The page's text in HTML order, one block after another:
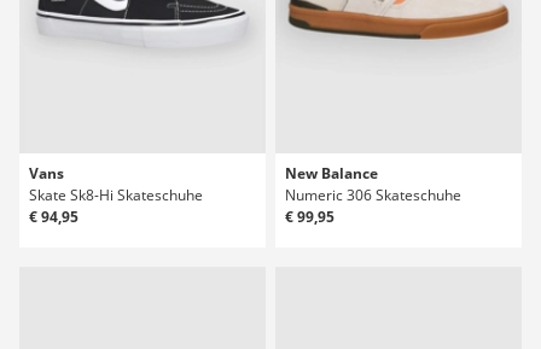
Vans
Skate Sk8-Hi Skateschuhe
€ 94,95
New Balance
Numeric 306 Skateschuhe
€ 99,95